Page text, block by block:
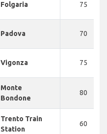
Folgaria 75
Padova 70
Vigonza 75
Monte
Bondone
80
Trento Train
Station
60